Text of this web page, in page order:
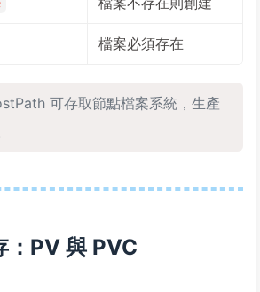
檔案必須存在
可存取節點檔案系統，生產
：PV 與 PVC